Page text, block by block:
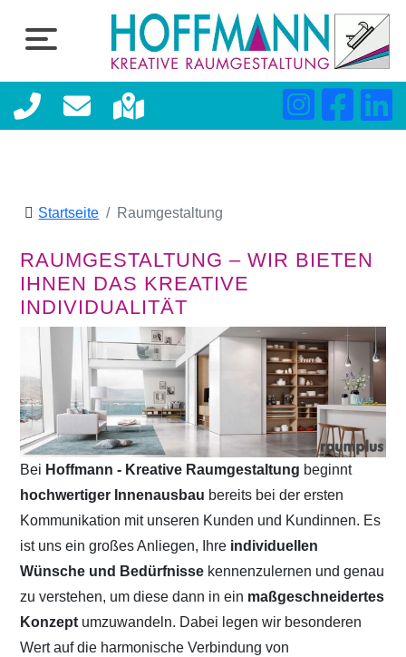
Startseite Raumgestaltung
RAUMGESTALTUNG – WIR BIETEN
IHNEN DAS KREATIVE
INDIVIDUALITÄT
Bei Hoffmann - Kreative Raumgestaltung beginnt
hochwertiger Innenausbau bereits bei der ersten
Kommunikation mit unseren Kunden und Kundinnen. Es
ist uns ein großes Anliegen, Ihre individuellen
Wünsche und Bedürfnisse kennenzulernen und genau
zu verstehen, um diese dann in ein maßgeschneidertes
Konzept umzuwandeln. Dabei legen wir besonderen
Wert auf die harmonische Verbindung von